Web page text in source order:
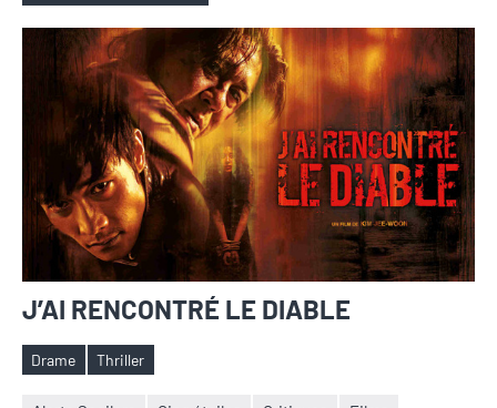
J’AI RENCONTRÉ LE DIABLE
Étiquettes
Drame Thriller